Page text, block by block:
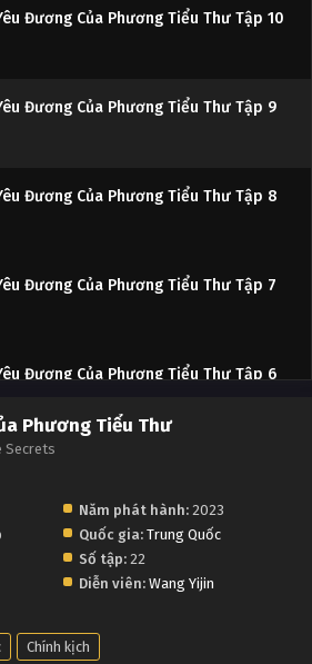
Đương Của Phương Tiểu Thư Tập 10
Đương Của Phương Tiểu Thư Tập 9
Đương Của Phương Tiểu Thư Tập 8
Đương Của Phương Tiểu Thư Tập 7
Đương Của Phương Tiểu Thư Tập 6
Đương Của Phương Tiểu Thư Tập 5
Đương Của Phương Tiểu Thư Tập 4
Đương Của Phương Tiểu Thư Tập 3
Phương Tiểu Thư
Secrets
Năm phát hành: 2023
Quốc gia: Trung Quốc
Số tập: 22
Diễn viên: Wang Yijin
Chính kịch